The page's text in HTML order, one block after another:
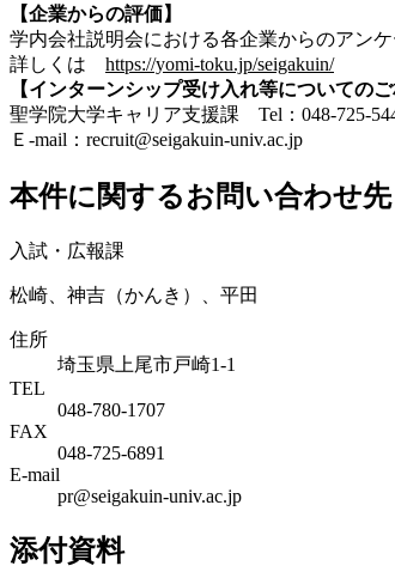
【企業からの評価】
学内会社説明会における各企業からのアン
詳しくは https://yomi-toku.jp/seigakuin/
【インターンシップ受け入れ等についての
聖学院大学キャリア支援課 Tel：048-725-
Ｅ-mail：recruit@seigakuin-univ.ac.jp
本件に関するお問い合わせ先
入試・広報課
松崎、神吉（かんき）、平田
住所
埼玉県上尾市戸崎1-1
TEL
048-780-1707
FAX
048-725-6891
E-mail
pr@seigakuin-univ.ac.jp
添付資料